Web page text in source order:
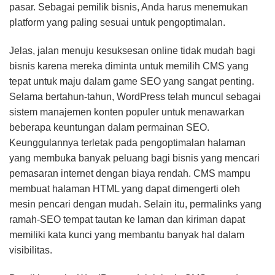
pasar. Sebagai pemilik bisnis, Anda harus menemukan
platform yang paling sesuai untuk pengoptimalan.
Jelas, jalan menuju kesuksesan online tidak mudah bagi
bisnis karena mereka diminta untuk memilih CMS yang
tepat untuk maju dalam game SEO yang sangat penting.
Selama bertahun-tahun, WordPress telah muncul sebagai
sistem manajemen konten populer untuk menawarkan
beberapa keuntungan dalam permainan SEO.
Keunggulannya terletak pada pengoptimalan halaman
yang membuka banyak peluang bagi bisnis yang mencari
pemasaran internet dengan biaya rendah. CMS mampu
membuat halaman HTML yang dapat dimengerti oleh
mesin pencari dengan mudah. Selain itu, permalinks yang
ramah-SEO tempat tautan ke laman dan kiriman dapat
memiliki kata kunci yang membantu banyak hal dalam
visibilitas.